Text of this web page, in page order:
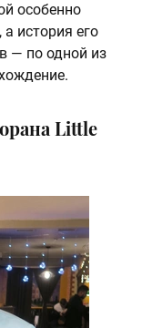
особенно
история его
— по одной из
Little